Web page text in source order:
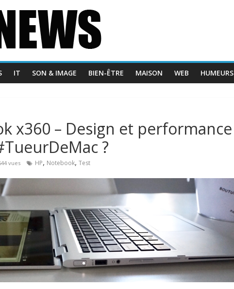
IT SON & IMAGE BIEN-ÊTRE MAISON WEB HUMEURS
x360 – Design et performance
?
vues HP, Notebook, Test